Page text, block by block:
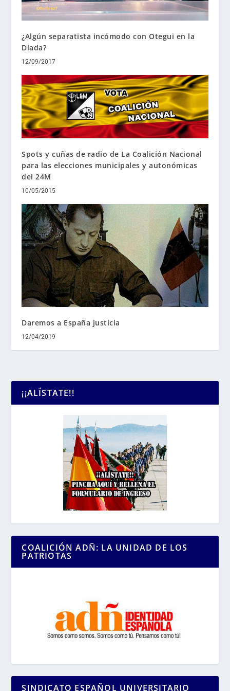
¿Algún separatista incómodo con Otegui en la
Diada?
12/09/2017
Spots y cuñas de radio de La Coalición Nacional
para las elecciones municipales y autonómicas
del 24M
10/05/2015
Daremos a España justicia
12/04/2019
¡¡ALÍSTATE!!
COALICIÓN ADÑ: LA UNIDAD DE LOS
PATRIOTAS
SINDICATO ESPAÑOL UNIVERSITARIO